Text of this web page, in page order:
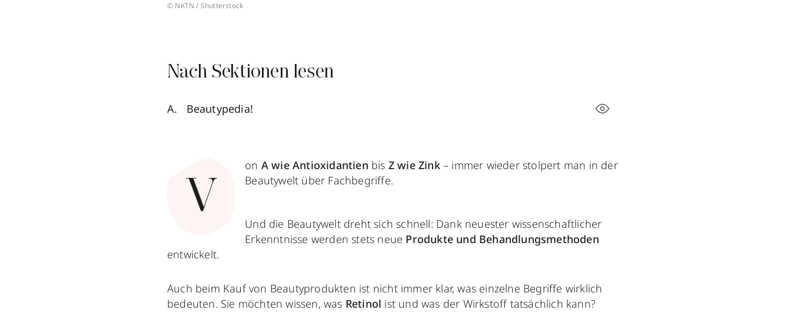
© NKTN / Shutterstock
Nach Sektionen lesen
Beautypedia!
V
on A wie Antioxidantien bis Z wie Zink– immer wieder stolpert man in der
Beautywelt über Fachbegriffe.
Und die Beautywelt dreht sich schnell: Dank neuester wissenschaftlicher
Erkenntnisse werden stets neue Produkte und Behandlungsmethoden
entwickelt.
Auch beim Kauf von Beautyprodukten ist nicht immer klar, was einzelne Begriffe wirklich
bedeuten. Sie möchten wissen, was Retinol ist und was der Wirkstoff tatsächlich kann?